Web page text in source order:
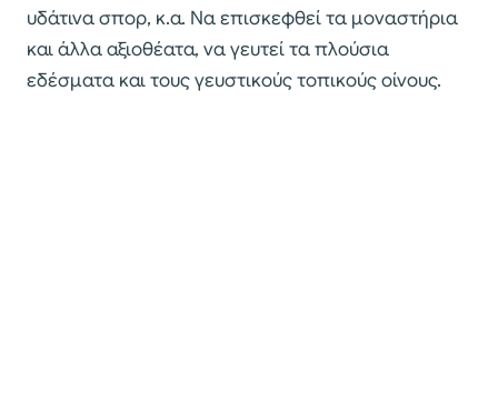
υδάτινα σπορ, κ.α. Να επισκεφθεί τα μοναστήρια
και άλλα αξιοθέατα, να γευτεί τα πλούσια
εδέσματα και τους γευστικούς τοπικούς οίνους.